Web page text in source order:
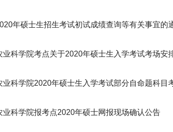
年硕士生招生考试初试成绩查询等有关事宜的
业科学院考点关于2020年硕士生入学考试考场安
业科学院2020年硕士生入学考试部分自命题科目
业科学院报考点2020年硕士网报现场确认公告